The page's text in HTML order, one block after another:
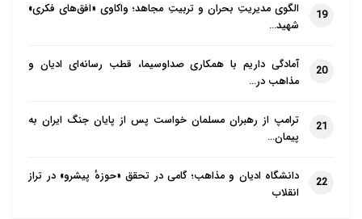
19
الگوی مدیریتِ بحران و تربیتِ مجاهد؛ واکاوی «افق‌های فکری»
شهید…
20
آمادگی داریم با همکاری صداوسیما، قطب رسانه‌ای ادیان و
مذاهب در…
21
ترامپ از رهبران مسلمان خواست پس از پایان جنگ ایران به
پیمان…
22
دانشگاه ادیان و مذاهب؛ گامی در تحقق «حوزهٔ پیشرو» در تراز
انقلاب